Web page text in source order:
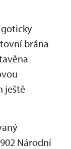
goticky
brána
ještě
Národní